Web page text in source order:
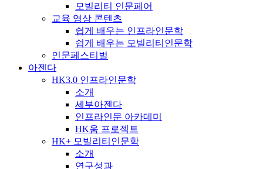
모빌리티 인문페어
교육 영상 콘텐츠
쉽게 배우는 인프라인문학
쉽게 배우는 모빌리티인문학
인문페스티벌
아젠다
HK3.0 인프라인문학
소개
세부아젠다
인프라인문 아카데미
HK움 프로젝트
HK+ 모빌리티인문학
소개
연구성과